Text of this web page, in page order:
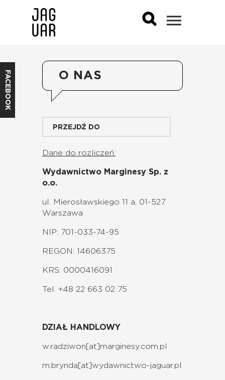
FACEBOOK O NAS
PRZEJDŹ DO
Dane do rozliczeń:
Wydawnictwo Marginesy Sp. z
o.o.
ul. Mierosławskiego 11 a, 01-527
Warszawa
NIP: 701-033-74-95
REGON: 14606375
KRS: 0000416091
Tel. +48 22 663 02 75
DZIAŁ HANDLOWY
w.radziwon[at]marginesy.com.pl
m.brynda[at]wydawnictwo-jaguar.pl